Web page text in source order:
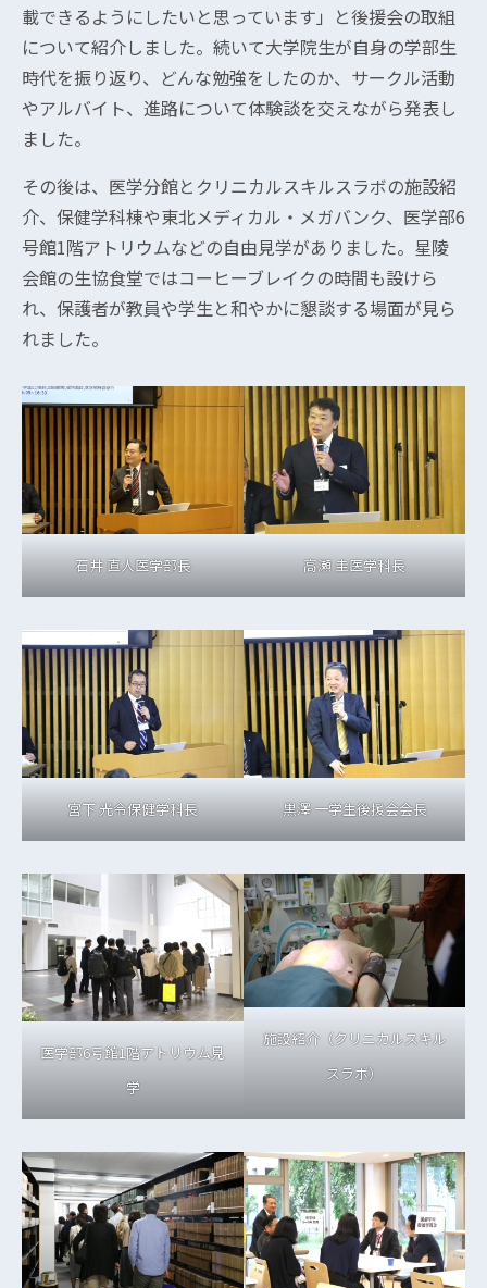
載できるようにしたいと思っています」と後援会の取組
について紹介しました。続いて大学院生が自身の学部生
時代を振り返り、どんな勉強をしたのか、サークル活動
やアルバイト、進路について体験談を交えながら発表し
ました。
その後は、医学分館とクリニカルスキルスラボの施設紹
介、保健学科棟や東北メディカル・メガバンク、医学部6
号館1階アトリウムなどの自由見学がありました。星陵
会館の生協食堂ではコーヒーブレイクの時間も設けら
れ、保護者が教員や学生と和やかに懇談する場面が見ら
れました。
石井 直人医学部長 高瀬 圭医学科長
宮下 光令保健学科長 黒澤 一学生後援会会長
医学部6号館1階アトリウム見
学
施設紹介（クリニカルスキル
スラボ）